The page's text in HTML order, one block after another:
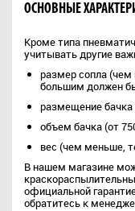
ОСНОВНЫЕ
Кроме типа
учитывать другие
размер сопла
большим должен
размещение бачка
объем бачка (от
вес (чем меньше,
В нашем магазине
официальной
обратитесь к